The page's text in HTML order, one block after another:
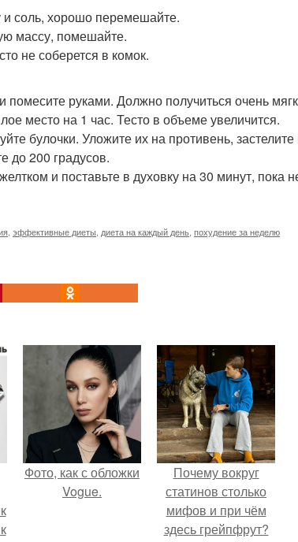
и соль, хорошо перемешайте.
массу, помешайте.
не соберется в комок.
руками. Должно получиться очень
место на 1 час. Тесто в объеме увеличится.
булочки. Уложите их на противень,
до 200 градусов.
и поставьте в духовку на 30 минут, пока
эффективные диеты диета на каждый день похудение за неделю
Фото, как с обложки
Vogue.
Почему вокруг
статинов столько
мифов и при чём
здесь грейпфрут?